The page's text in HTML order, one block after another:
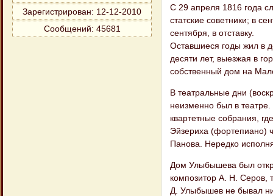
Зарегистрирован: 12-12-2010
Сообщений: 45681
С 29 апреля 1816 года
статские советники; в
сентября, в отставку.
Оставшиеся годы жил в
десяти лет, выезжая в
собственный дом на
В театральные дни
неизменно был в
квартетные собрания,
Эйзериха (фортепиано)
Панова. Нередко
Дом Улыбышева был
композитор А. Н. Серов,
Д. Улыбышев не бывал